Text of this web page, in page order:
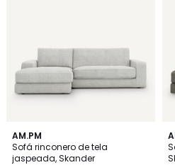
AM.PM
Sofá rinconero de tela
jaspeada, Skander
4
Colores
3